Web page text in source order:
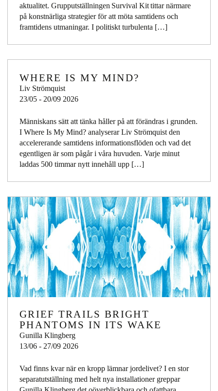
aktualitet. Grupputställningen Survival Kit tittar närmare
på konstnärliga strategier för att möta samtidens och
framtidens utmaningar. I politiskt turbulenta […]
WHERE IS MY MIND?
Liv Strömquist
23/05 - 20/09 2026
Människans sätt att tänka håller på att förändras i grunden.
I Where Is My Mind? analyserar Liv Strömquist den
accelererande samtidens informationsflöden och vad det
egentligen är som pågår i våra huvuden. Varje minut
laddas 500 timmar nytt innehåll upp […]
GRIEF TRAILS BRIGHT
PHANTOMS IN ITS WAKE
Gunilla Klingberg
13/06 - 27/09 2026
Vad finns kvar när en kropp lämnar jordelivet? I en stor
separatutställning med helt nya installationer greppar